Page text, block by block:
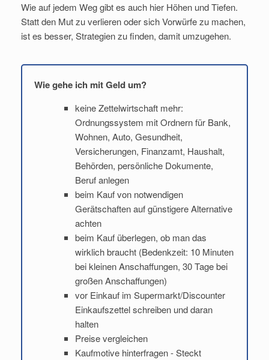
Wie auf jedem Weg gibt es auch hier Höhen und Tiefen.
Statt den Mut zu verlieren oder sich Vorwürfe zu machen,
ist es besser, Strategien zu finden, damit umzugehen.
Wie gehe ich mit Geld um?
keine Zettelwirtschaft mehr:
Ordnungssystem mit Ordnern für Bank,
Wohnen, Auto, Gesundheit,
Versicherungen, Finanzamt, Haushalt,
Behörden, persönliche Dokumente,
Beruf anlegen
beim Kauf von notwendigen
Gerätschaften auf günstigere Alternative
achten
beim Kauf überlegen, ob man das
wirklich braucht (Bedenkzeit: 10 Minuten
bei kleinen Anschaffungen, 30 Tage bei
großen Anschaffungen)
vor Einkauf im Supermarkt/Discounter
Einkaufszettel schreiben und daran
halten
Preise vergleichen
Kaufmotive hinterfragen - Steckt